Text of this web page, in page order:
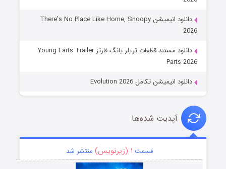
دانلود انیمیشن There’s No Place Like Home, Snoopy
2026
دانلود مستند قطعات تریلر یانگ فارتز Young Farts Trailer
Parts 2026
دانلود انیمیشن تکامل Evolution 2026
آپدیت شده‌ها
قسمت ۱ (زیرنویس) منتشر شد